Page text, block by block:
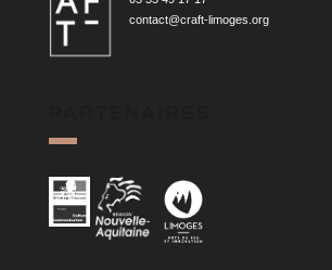
contact@craft-limoges.org